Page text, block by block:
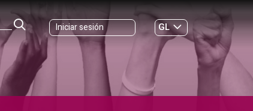
Iniciar sesión
GL
ES|